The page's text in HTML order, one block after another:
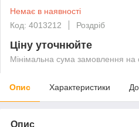
Немає в наявності
Код: 4013212
Роздріб
Ціну уточнюйте
Мінімальна сума замовлення на
Опис Характеристики
Опис